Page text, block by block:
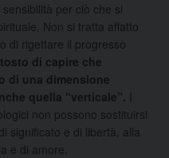
per ciò che si
Non si tratta affatto
di rigettare il progresso
di capire che
di una dimensione
quella “verticale”.
non possono sostituirsi
significato e di libertà, alla
e di amore.